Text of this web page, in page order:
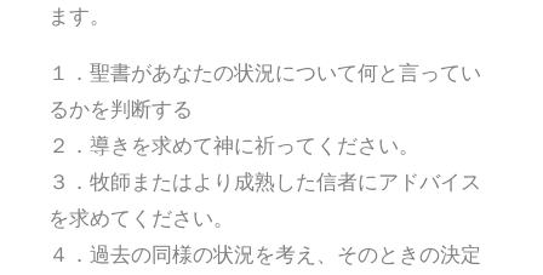
ます。
１．聖書があなたの状況について何と言ってい
るかを判断する
２．導きを求めて神に祈ってください。
３．牧師またはより成熟した信者にアドバイス
を求めてください。
４．過去の同様の状況を考え、そのときの決定